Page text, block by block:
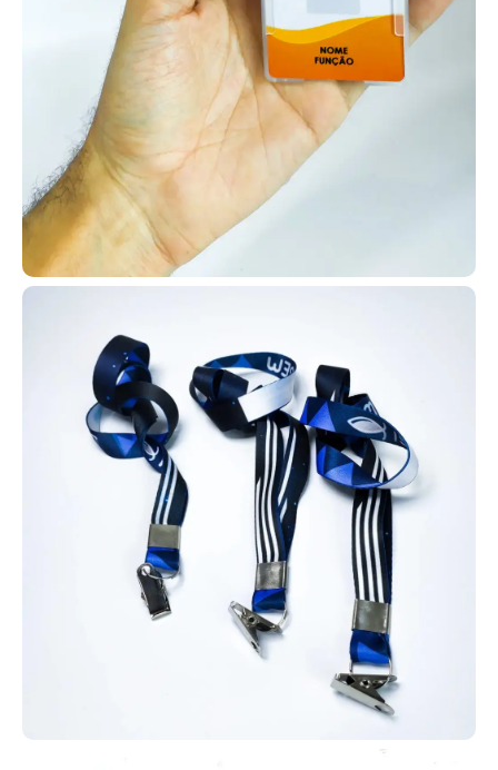
Cartão PVC sob medida com personalização
exclusiva
Com inúmeras possibilidades de uso, os cartões em PVC
personalizados são utilizados em clubes de benefícios,
associações e planos de saúde, além de sistemas de acesso e
fidelização de clientes. Também são muito comuns como cartões
de desconto e programas internos de recompensas.
Os cartões em PVC personalizados da AlternativaCard podem ser
além de opções com QR Codes, códigos de barras, tarjas
magnéticas ou versões simples. Isso permite a criação de
diversas automações e aplicações.
Aproveite todas essas possibilidades e crie automações com
cartões em PVC personalizados. Entre em contato e solicite o seu
agora mesmo!
Carteirinha de estudante para escolas
Para identificação e acesso a
descontos para estudantes, como
meia-entrada em shows e cinemas,
muitas escolas e universidades
adotam carteirinhas escolares no
formato de cartão PVC, também
conhecidas como carteirinha do